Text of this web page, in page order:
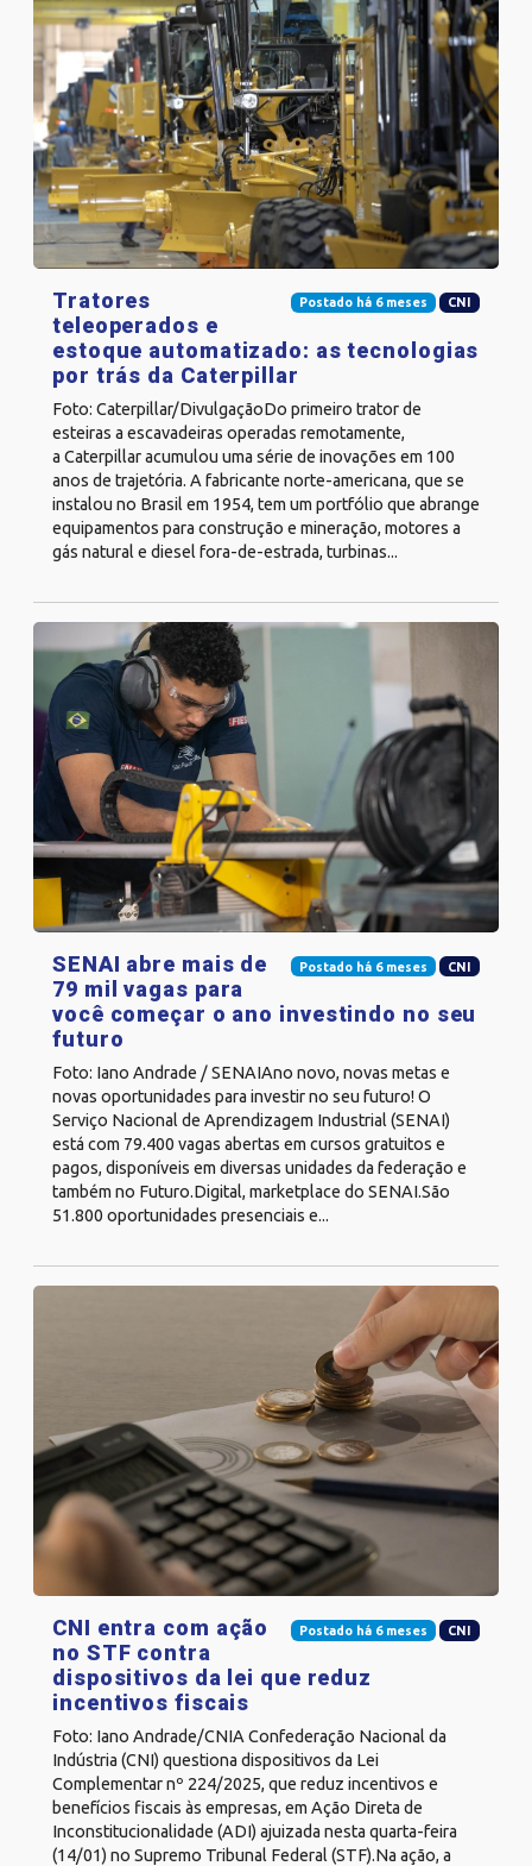
Postado há 6 meses CNI
Tratores
teleoperados e
estoque automatizado: as tecnologias
por trás da Caterpillar
Foto: Caterpillar/DivulgaçãoDo primeiro trator de
esteiras a escavadeiras operadas remotamente,
a Caterpillar acumulou uma série de inovações em 100
anos de trajetória. A fabricante norte-americana, que se
instalou no Brasil em 1954, tem um portfólio que abrange
equipamentos para construção e mineração, motores a
gás natural e diesel fora-de-estrada, turbinas...
Postado há 6 meses CNI
SENAI abre mais de
79 mil vagas para
você começar o ano investindo no seu
futuro
Foto: Iano Andrade / SENAIAno novo, novas metas e
novas oportunidades para investir no seu futuro! O
Serviço Nacional de Aprendizagem Industrial (SENAI)
está com 79.400 vagas abertas em cursos gratuitos e
pagos, disponíveis em diversas unidades da federação e
também no Futuro.Digital, marketplace do SENAI.São
51.800 oportunidades presenciais e...
Postado há 6 meses CNI
CNI entra com ação
no STF contra
dispositivos da lei que reduz
incentivos fiscais
Foto: Iano Andrade/CNIA Confederação Nacional da
Indústria (CNI) questiona dispositivos da Lei
Complementar nº 224/2025, que reduz incentivos e
benefícios fiscais às empresas, em Ação Direta de
Inconstitucionalidade (ADI) ajuizada nesta quarta-feira
(14/01) no Supremo Tribunal Federal (STF).Na ação, a